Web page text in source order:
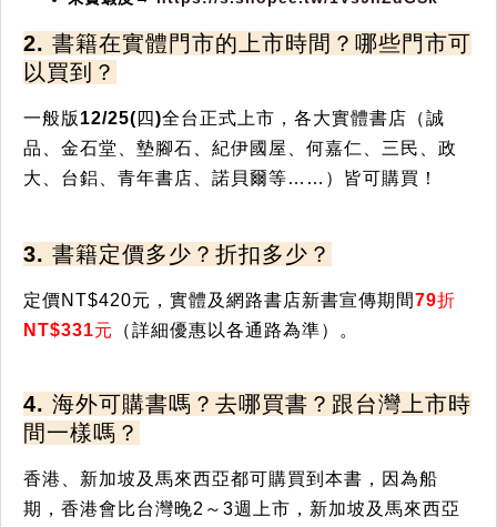
2. 書籍在實體門市的上市時間？哪些門市可
以買到？
一般版 12/25(四)全台正式上市 ，各大實體書店（誠
品、金石堂、墊腳石、紀伊國屋、何嘉仁、三民、政
大、台鋁、青年書店、諾貝爾等……）皆可購買！
3. 書籍定價多少？折扣多少？
定價NT$420元，實體及網路書店新書宣傳期間79折
NT$331元
（詳細優惠以各通路為準）。
4. 海外可購書嗎？去哪買書？跟台灣上市時
間一樣嗎？
香港、新加坡及馬來西亞都可購買到本書，因為船
期，香港會比台灣晚2～3週上市，新加坡及馬來西亞